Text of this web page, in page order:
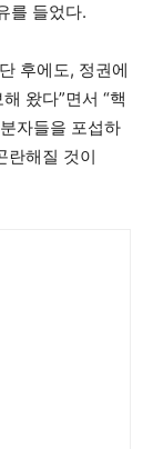
를 들었다.
후에도, 정권에
왔다”면서 “핵
자들을 포섭하
란해질 것이